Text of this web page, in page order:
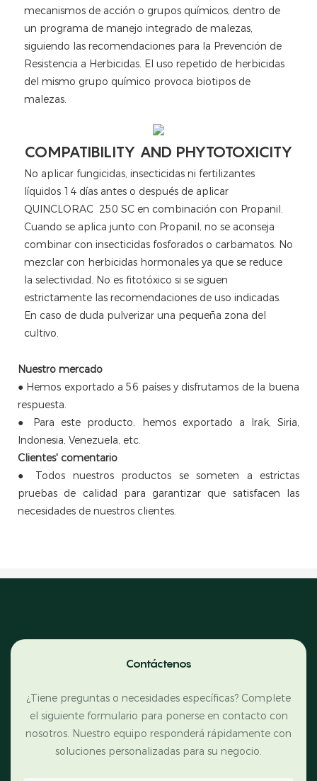
mecanismos de acción o grupos químicos, dentro de
un programa de manejo integrado de malezas,
siguiendo las recomendaciones para la Prevención de
Resistencia a Herbicidas. El uso repetido de herbicidas
del mismo grupo químico provoca biotipos de
malezas.
COMPATIBILITY AND PHYTOTOXICITY
No aplicar fungicidas, insecticidas ni fertilizantes
líquidos 14 días antes o después de aplicar
QUINCLORAC 250 SC en combinación con Propanil.
Cuando se aplica junto con Propanil, no se aconseja
combinar con insecticidas fosforados o carbamatos. No
mezclar con herbicidas hormonales ya que se reduce
la selectividad. No es fitotóxico si se siguen
estrictamente las recomendaciones de uso indicadas.
En caso de duda pulverizar una pequeña zona del
cultivo.
Nuestro mercado
● Hemos exportado a 56 países y disfrutamos de la buena
respuesta.
● Para este producto, hemos exportado a Irak, Siria,
Indonesia, Venezuela, etc.
Clientes' comentario
● Todos nuestros productos se someten a estrictas
pruebas de calidad para garantizar que satisfacen las
necesidades de nuestros clientes.
Contáctenos
¿Tiene preguntas o necesidades específicas? Complete
el siguiente formulario para ponerse en contacto con
nosotros. Nuestro equipo responderá rápidamente con
soluciones personalizadas para su negocio.